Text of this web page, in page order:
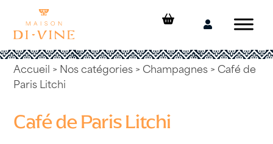
content
Mon
Accueil > Nos catégories> Champagnes> Café de
Paris Litchi
Café de Paris Litchi